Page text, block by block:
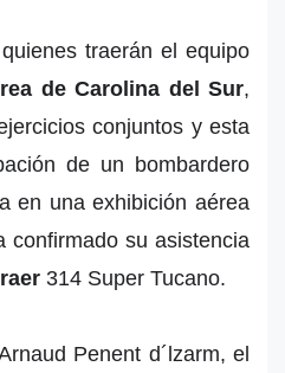
traerán el equipo
de Carolina del Sur,
conjuntos y esta
de un bombardero
en una exhibición aérea
confirmado su asistencia
314 Super Tucano.
Penent d´lzarm, el